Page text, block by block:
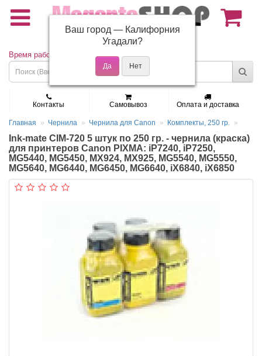
(495) 150-01-37
Время работы: Пн - Пт 9:30 - 19:00
Контакты Самовывоз Оплата и доставка
Главная Чернила Чернила для Canon Комплекты, 250 гр.
Ink-mate CIM-720 5 штук по 250 гр. - чернила (краска)
для принтеров Canon PIXMA: iP7240, iP7250,
MG5440, MG5450, MX924, MX925, MG5540, MG5550,
MG5640, MG6440, MG6450, MG6640, iX6840, iX6850
Ваш город — Калифорния
Угадали?